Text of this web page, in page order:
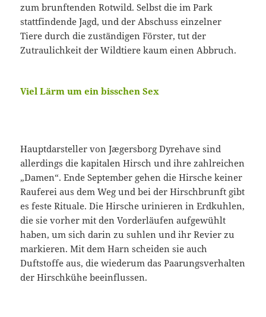
zum brunftenden Rotwild. Selbst die im Park
stattfindende Jagd, und der Abschuss einzelner
Tiere durch die zuständigen Förster, tut der
Zutraulichkeit der Wildtiere kaum einen Abbruch.
Viel Lärm um ein bisschen Sex
Hauptdarsteller von Jægersborg Dyrehave sind
allerdings die kapitalen Hirsch und ihre zahlreichen
„Damen“. Ende September gehen die Hirsche keiner
Rauferei aus dem Weg und bei der Hirschbrunft gibt
es feste Rituale. Die Hirsche urinieren in Erdkuhlen,
die sie vorher mit den Vorderläufen aufgewühlt
haben, um sich darin zu suhlen und ihr Revier zu
markieren. Mit dem Harn scheiden sie auch
Duftstoffe aus, die wiederum das Paarungsverhalten
der Hirschkühe beeinflussen.